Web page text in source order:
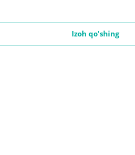
Izoh qo'shing